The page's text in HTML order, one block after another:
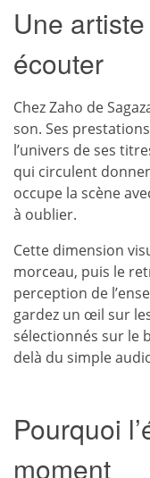
Une
écouter
Chez Zaho de
son. Ses
l’univers de ses
qui circulent
occupe la scène
à oublier.
Cette dimension
morceau, puis le
perception de
gardez un œil sur
sélectionnés sur le
delà du simple
Pourquoi
moment